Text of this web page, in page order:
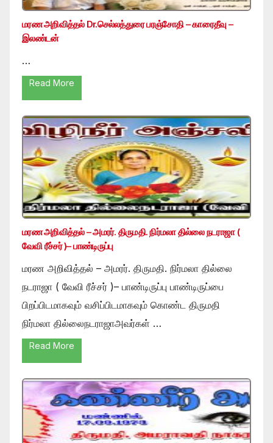
மரண அறிவித்தல் Dr.செல்லத்துரை பரஞ்சோதி – காரைதீவு –
இலண்டன்
…
Read More
மரண அறிவித்தல் – அமரர். திருமதி. நிர்மலா தில்லை நடராஜா (
வேவி ரீச்சர் )– பாண்டிருப்பு
மரண அறிவித்தல் – அமரர். திருமதி. நிர்மலா தில்லை
நடராஜா ( வேவி ரீச்சர் )– பாண்டிருப்பு பாண்டிருப்பை
பிறப்பிடமாகவும் வசிப்பிடமாகவும் கொண்ட திருமதி
நிர்மலா தில்லைநடராஜாஅவர்கள் …
Read More